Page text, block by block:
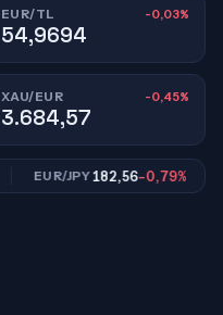
EUR/TL -0,03%
54,9694
XAU/EUR -0,45%
3.684,57
EUR/JPY182,56-0,79%